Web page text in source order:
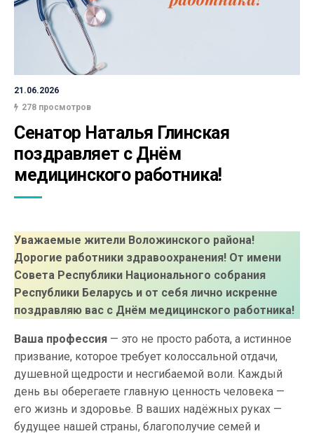
21.06.2026
278 просмотров
Сенатор Наталья Глинская
поздравляет с Днём
медицинского работника!
Уважаемые жители Воложинского района!
Дорогие работники здравоохранения! От имени
Совета Республики Национального собрания
Республики Беларусь и от себя лично искренне
поздравляю вас с Днём медицинского работника!
Ваша профессия — это не просто работа, а истинное
призвание, которое требует колоссальной отдачи,
душевной щедрости и несгибаемой воли. Каждый
день вы оберегаете главную ценность человека —
его жизнь и здоровье. В ваших надёжных руках —
будущее нашей страны, благополучие семей и